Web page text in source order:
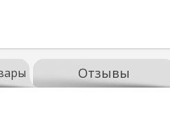
Отзывы